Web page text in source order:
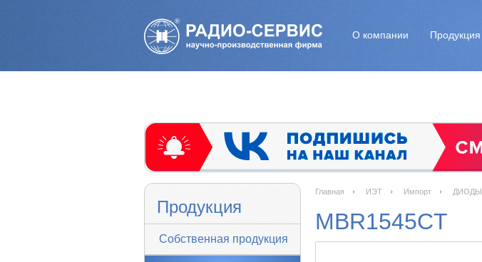
О компании Продукция
Продукция
Собственная продукция
Главная ИЭТ Импорт ДИОДЫ
MBR1545CT